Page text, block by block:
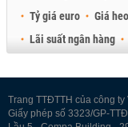
Tỷ giá euro
Giá
Lãi suất ngân hàng
Trang TTĐTTH của công ty
Giấy phép số 3323/GP-